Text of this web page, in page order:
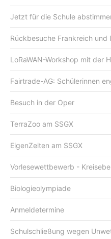
Jetzt für die Schule
Rückbesuche Frankreich und
LoRaWAN-Workshop mit der
Fairtrade-AG: Schülerinnen
Besuch in der Oper
TerraZoo am SSGX
EigenZeiten am SSGX
Vorlesewettbewerb -
Biologieolympiade
Anmeldetermine
Schulschließung wegen